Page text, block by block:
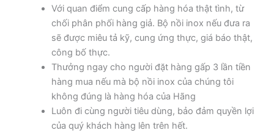
Với quan điểm cung cấp hàng hóa thật tình, từ
chối phân phối hàng giả. Bộ nồi inox nếu đưa ra
sẽ được miêu tả kỹ, cung ứng thực, giá báo thật,
công bố thực.
Thưởng ngay cho người đặt hàng gấp 3 lần tiền
hàng mua nếu mà bộ nồi inox của chúng tôi
không đúng là hàng hóa của Hãng
Luôn đi cùng người tiêu dùng, bảo đảm quyền lợi
của quý khách hàng lên trên hết.